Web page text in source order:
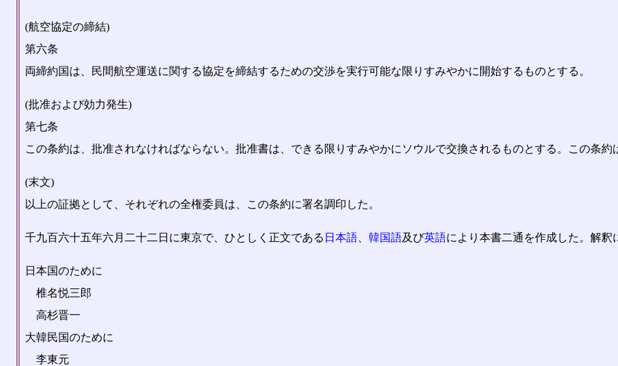
(航空協定の締結)
第六条
両締約国は、民間航空運送に関する協定を締結するための交渉を実行可能な限りすみやかに開始するものとする。
(批准および効力発生)
第七条
この条約は、批准されなければならない。批准書は、できる限りすみやかにソウルで交換されるものとする。この条約
(末文)
以上の証拠として、それぞれの全権委員は、この条約に署名調印した。
千九百六十五年六月二十二日に東京で、ひとしく正文である 日本語 韓国語及び英語により本書二通を作成した。解釈
日本国のために
椎名悦三郎
高杉晋一
大韓民国のために
李東元